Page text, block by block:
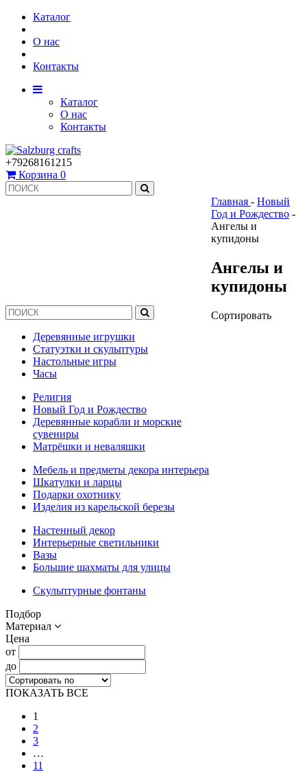
Каталог
О нас
Контакты
Каталог
О нас
Контакты
+79268161215
Корзина 0
Деревянные игрушки
Статуэтки и скульптуры
Настольные игры
Часы
Религия
Новый Год и Рождество
Деревянные корабли и морские
сувениры
Матрёшки и неваляшки
Мебель и предметы декора интерьера
Шкатулки и ларцы
Подарки охотнику
Изделия из карельской березы
Настенный декор
Интерьерные светильники
Вазы
Большие шахматы для улицы
Скульптурные фонтаны
Подбор
Материал
Цена
от
до
Главная - Новый
Год и Рождество -
Ангелы и
купидоны
Ангелы и
купидоны
Сортировать
ПОКАЗАТЬ ВСЕ
1
2
3
…
11